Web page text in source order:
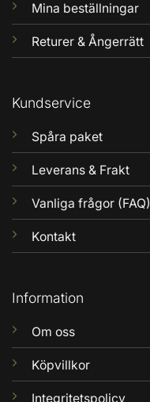
Mina beställningar
Returer & Ångerrätt
Kundservice
Spåra paket
Leverans & Frakt
Vanliga frågor (FAQ)
Kontakt
Information
Om oss
Köpvillkor
Integritetspolicy